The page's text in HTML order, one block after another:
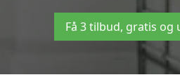
Få 3 tilbud, gratis